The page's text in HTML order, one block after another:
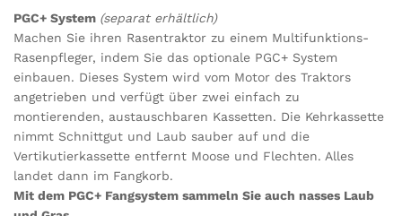
PGC+ System (separat erhältlich)
Machen Sie ihren Rasentraktor zu einem Multifunktions-
Rasenpfleger, indem Sie das optionale PGC+ System
einbauen. Dieses System wird vom Motor des Traktors
angetrieben und verfügt über zwei einfach zu
montierenden, austauschbaren Kassetten. Die Kehrkassette
nimmt Schnittgut und Laub sauber auf und die
Vertikutierkassette entfernt Moose und Flechten. Alles
landet dann im Fangkorb.
Mit dem PGC+ Fangsystem sammeln Sie auch nasses Laub